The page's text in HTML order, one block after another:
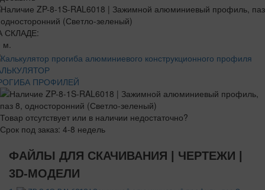
СКЛАДЕ:
м.
ПРОФИЛЕЙ
Товар отсутствует или в наличии недостаточно?
Срок под заказ: 4-8 недель
ФАЙЛЫ ДЛЯ СКАЧИВАНИЯ | ЧЕРТЕЖИ |
3D-МОДЕЛИ